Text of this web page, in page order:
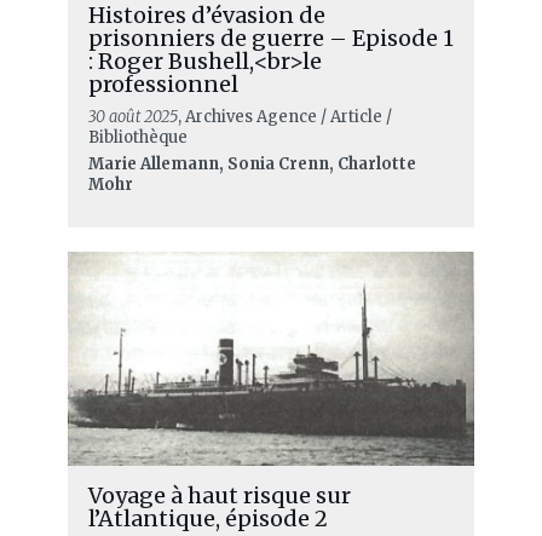
Histoires d’évasion de
prisonniers de guerre – Episode 1
: Roger Bushell,<br>le
professionnel
30 août 2025, Archives Agence / Article /
Bibliothèque
Marie Allemann, Sonia Crenn, Charlotte
Mohr
Voyage à haut risque sur
l’Atlantique, épisode 2